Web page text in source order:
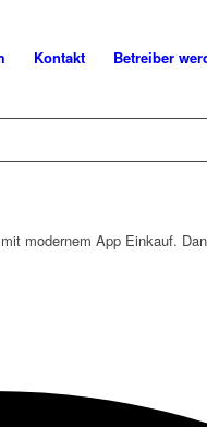
Kontakt Betreiber
modernem App Einkauf.